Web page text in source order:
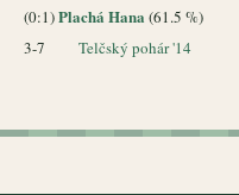
(0:1)Plachá Hana (61.5 %)
3-7
Telčský pohár '14